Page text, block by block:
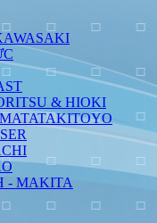
& HIOKI
- MAKITA